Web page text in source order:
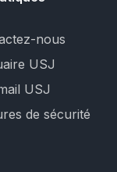
nous
USJ
USJ
de sécurité